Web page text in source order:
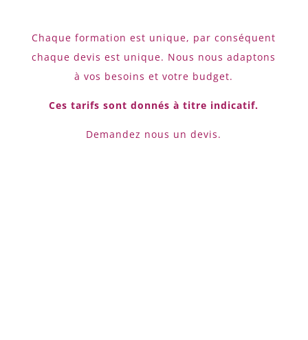
Chaque formation est unique, par conséquent
chaque devis est unique. Nous nous adaptons
à vos besoins et votre budget.
Ces tarifs sont donnés à titre indicatif.
Demandez nous un devis.